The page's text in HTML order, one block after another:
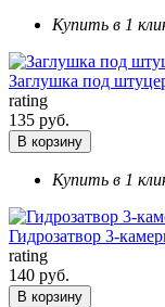
Купить в 1
Заглушка под
rating
135 руб.
В корзину
Купить в 1
Гидрозатвор 3-
rating
140 руб.
В корзину